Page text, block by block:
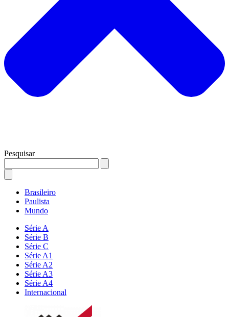
Pesquisar
Brasileiro
Paulista
Mundo
Série A
Série B
Série C
Série A1
Série A2
Série A3
Série A4
Internacional